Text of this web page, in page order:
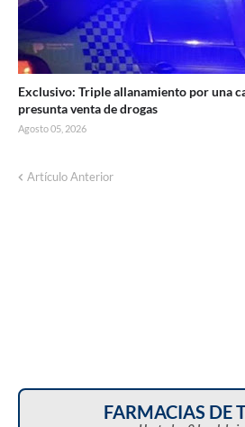
Exclusivo: Triple allanamiento por una
presunta venta de drogas
Agosto 05, 2026
Artículo Anterior
FARMACIAS DE